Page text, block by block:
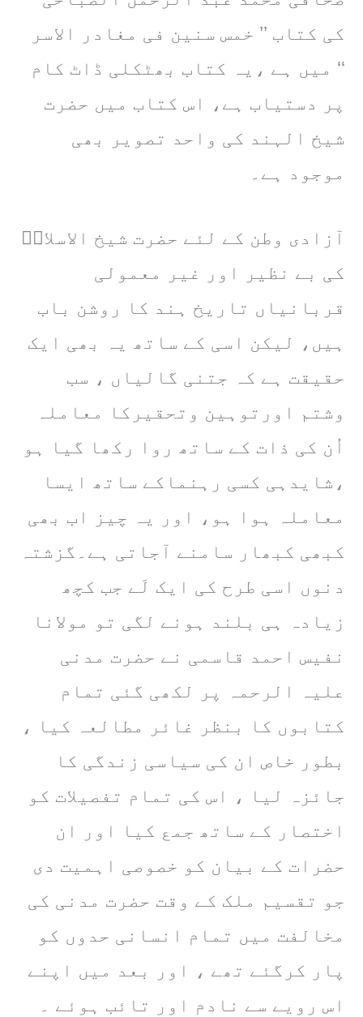
کی کتاب ’’ خمس سنین فی مغادر الاسر
‘‘ میں ہے ،یہ کتاب بھٹکلی ڈاٹ کام
پر دستیاب ہے، اس کتاب میں حضرت
شیخ الہند کی واحد تصویر بھی
موجود ہے۔
آزادی وطن کے لئے حضرت شیخ الاسلامؒ
کی بے نظیر اور غیر معمولی
قربانیاں تاریخ ہند کا روشن باب
ہیں، لیکن اسی کے ساتھ یہ بھی ایک
حقیقت ہے کہ جتنی گالیاں ، سب
وشتم اورتوہین وتحقیرکا معاملہ
اُن کی ذات کے ساتھ روا رکھا گیا ہو
،شایدہی کسی رہنماکے ساتھ ایسا
معاملہ ہوا ہو، اور یہ چیز اب بھی
کبھی کبھار سامنے آجاتی ہے۔گزشتہ
دنوں اسی طرح کی ایک لَے جب کچھ
زیادہ ہی بلند ہونے لگی تو مولانا
نفیس احمد قاسمی نے حضرت مدنی
علیہ الرحمہ پر لکھی گئی تمام
کتابوں کا بنظر غائر مطالعہ کیا ،
بطور خاص ان کی سیاسی زندگی کا
جائزہ لیا ، اس کی تمام تفصیلات کو
اختصار کے ساتھ جمع کیا اور ان
حضرات کے بیان کو خصوصی اہمیت دی
جو تقسیم ملک کے وقت حضرت مدنی کی
مخالفت میں تمام انسانی حدوں کو
پار کرگئے تھے ، اور بعد میں اپنے
اس رویے سے نادم اور تائب ہوئے ۔